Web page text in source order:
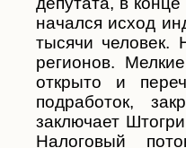
начался исход
тысячи человек.
регионов.
открыто и
подработок,
заключает
Налоговый